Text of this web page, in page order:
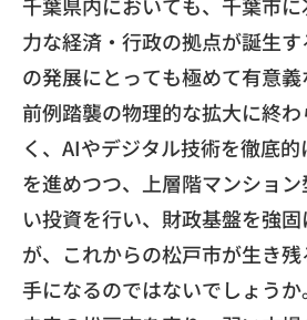
力な経済・ 行政の拠点が誕生す
の発展にとっても極めて有意義
前例踏襲の物理的な拡大に終
く、 AIやデジタル技術を徹底
を進めつつ、
上層階マンショ
い投資を行い、 財政基盤を強
が、 これからの松戸市が生き
手になるのではないでしょうか